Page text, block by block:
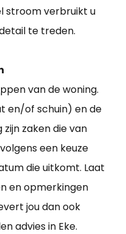
stroom verbruikt u
te treden.
van de woning.
en/of schuin) en de
zijn zaken die van
een keuze
die uitkomt. Laat
en opmerkingen
jou dan ook
advies in Eke.